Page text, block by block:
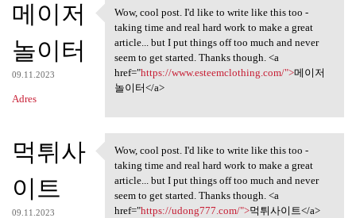
메이저
놀이터
09.11.2023
Adres
Wow, cool post. I'd like to
Wow, cool post. I'd like to write like this too -
taking time and real hard work to make a great
article... but I put things off too much and never
seem to get started. Thanks though. <a
href="https://www.esteemclothing.com/">메이저
놀이터</a>
먹튀사
이트
09.11.2023
Wow, cool post. I'd like to
Wow, cool post. I'd like to write like this too -
taking time and real hard work to make a great
article... but I put things off too much and never
seem to get started. Thanks though. <a
href="https://udong777.com/">먹튀사이트</a>